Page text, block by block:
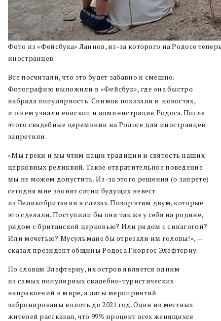
Фото из «Фейсбука» Ланнов, из-за которого на Родосе
иностранцев.
Все посчитали, что это будет забавно и смешно.
Фотографию выложили в «Фейсбук», где она быстро
набрала популярность. Снимок показали в новостях,
и о нем узнали епископ и администрация Родоса. После
этого свадебные церемонии на Родосе для иностранцев
запретили.
«Мы греки и мы чтим наши традиции и святость наших
церковных реликвий. Такое отвратительное поведение
мы не можем допустить. Из-за этого решения (о запрете)
сегодня мне звонят сотни будущих невест
из Великобритании в слезах. Позор этим двум, которые
это сделали. Поступили бы они так же у себя на родине,
рядом с британской церковью? Или рядом с синагогой?
Или мечетью? Мусульмане бы отрезали им головы!», —
сказал президент общины Родоса Гиоргос Элефтериу.
По словам Элефтериу, их остров является одним
из самых популярных свадебно-туристических
направлений в мире, а даты мероприятий
забронированы вплоть до 2021 год. Один из местных
жителей рассказал, что 99% процент всех женящихся